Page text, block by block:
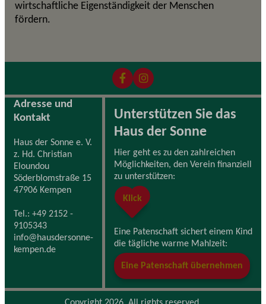
wirtschaftliche Eigenständigkeit der Menschen
fördern.
Adresse und
Kontakt
Haus der Sonne e. V.
z. Hd. Christian
Eloundou
Söderblomstraße 15
47906 Kempen
Tel.: +49 2152 -
9105343
info@hausdersonne-
kempen.de
Unterstützen Sie das
Haus der Sonne
Hier geht es zu den zahlreichen
Möglichkeiten, den Verein finanziell
zu unterstützen:
Klick
Eine Patenschaft sichert einem Kind
die tägliche warme Mahlzeit:
Eine Patenschaft übernehmen